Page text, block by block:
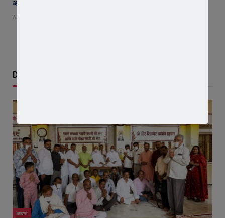
आयुष्मान से इलाज हुआ नि:शुल्क
AUGUST 8, 2026
Don't Miss
जावरा